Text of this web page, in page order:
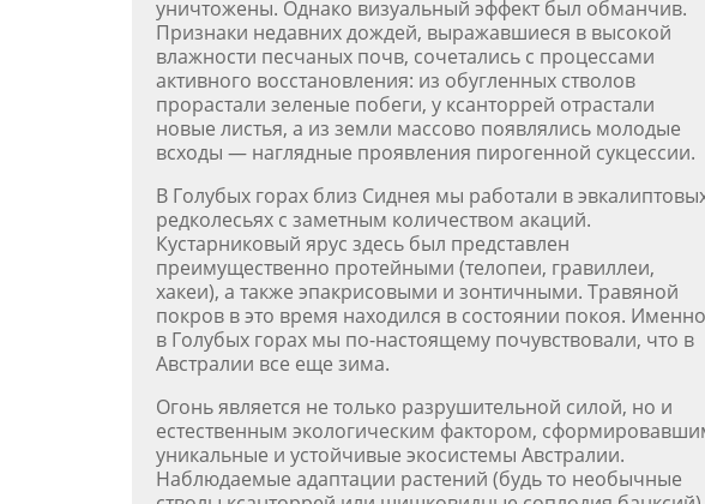
уничтожены. Однако визуальный эффект был обманчив.
Признаки недавних дождей, выражавшиеся в высокой
влажности песчаных почв, сочетались с процессами
активного восстановления: из обугленных стволов
прорастали зеленые побеги, у ксанторрей отрастали
новые листья, а из земли массово появлялись молодые
всходы — наглядные проявления пирогенной сукцессии.
В Голубых горах близ Сиднея мы работали в
редколесьях с заметным количеством акаций.
Кустарниковый ярус здесь был представлен
преимущественно протейными (телопеи, гравиллеи,
хакеи), а также эпакрисовыми и зонтичными. Травяной
покров в это время находился в состоянии покоя. Именно
в Голубых горах мы по-настоящему почувствовали, что в
Австралии все еще зима.
Огонь является не только разрушительной силой, но и
естественным экологическим фактором,
уникальные и устойчивые экосистемы Австралии.
Наблюдаемые адаптации растений (будь то необычные